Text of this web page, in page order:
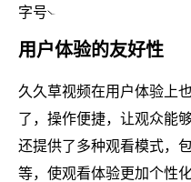
字号
用户体验的友好性
久久草视频在用户体验上
了，操作便捷，让观众能
还提供了多种观看模式，
等，使观看体验更加个性化